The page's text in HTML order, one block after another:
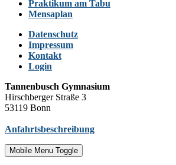
Praktikum am Tabu
Mensaplan
Datenschutz
Impressum
Kontakt
Login
Tannenbusch Gymnasium
Hirschberger Straße 3
53119 Bonn
Anfahrtsbeschreibung
Mobile Menu Toggle